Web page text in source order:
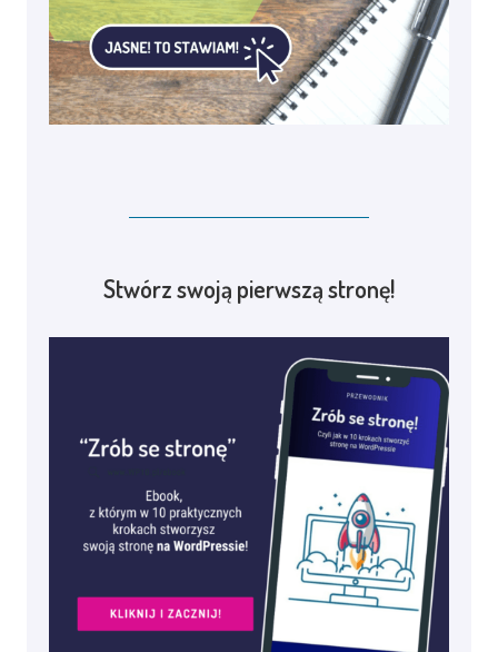
Stwórz swoją pierwszą stronę!